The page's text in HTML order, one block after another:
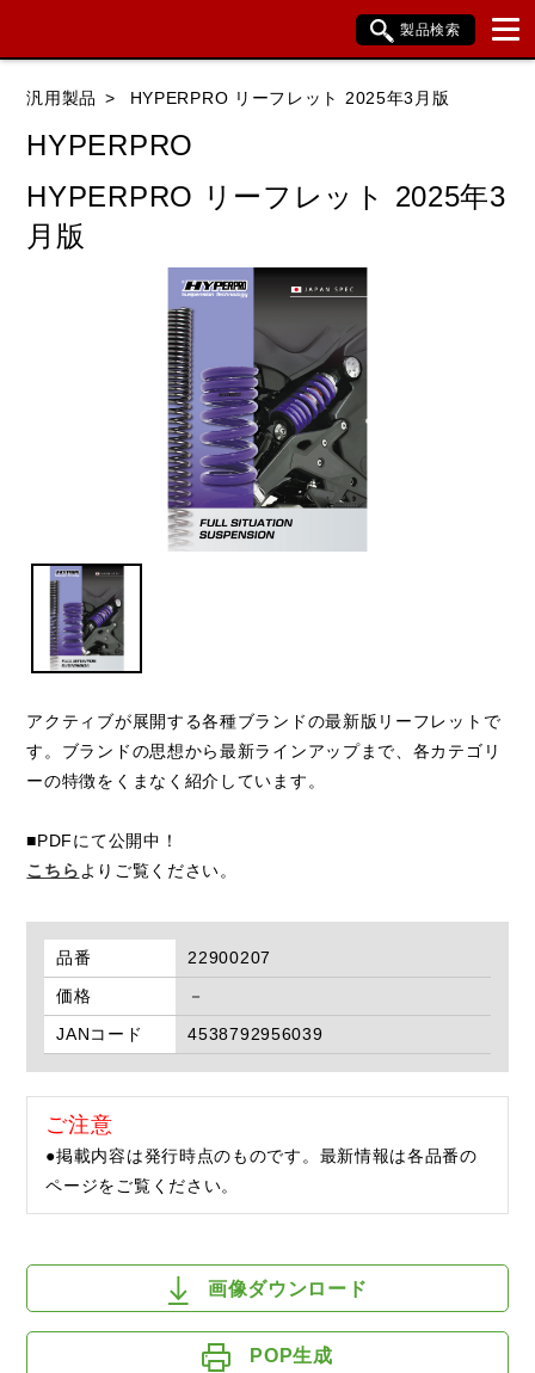
製品検索
データを準備しています。
汎用製品 HYPERPRO リーフレット 2025年3月版
HYPERPRO
HYPERPRO リーフレット 2025年3
月版
アクティブが展開する各種ブランドの最新版リーフレットで
す。ブランドの思想から最新ラインアップまで、各カテゴリ
ーの特徴をくまなく紹介しています。
■PDFにて公開中！
こちらよりご覧ください。
品番
22900207
価格
－
JANコード
4538792956039
ご注意
●掲載内容は発行時点のものです。最新情報は各品番の
ページをご覧ください。
画像ダウンロード
POP生成